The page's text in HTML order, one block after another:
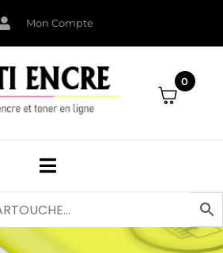
Mon Compte
0